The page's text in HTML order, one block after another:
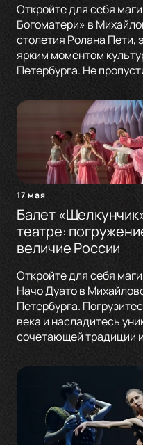
Откройте для себя
Богоматери» в
столетия Ролана Пети,
ярким моментом
Петербурга. Не
17 мая
Балет
театре:
величие России
Откройте для себя
Начо Дуато в
Петербурга.
века и насладитесь
сочетающей традиции